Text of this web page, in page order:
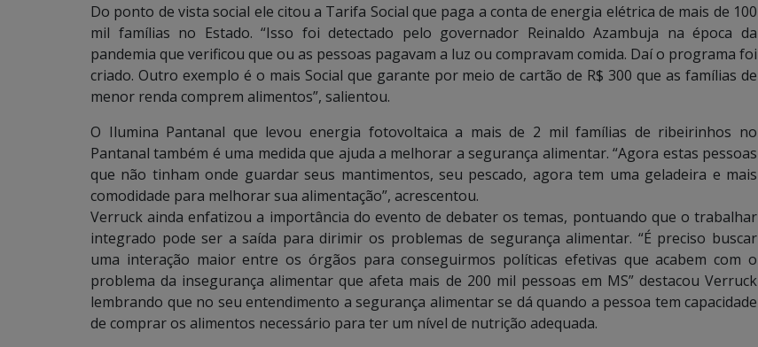
Do ponto de vista social ele citou a Tarifa Social que paga a conta de energia elétrica de mais de 100
mil famílias no Estado. “Isso foi detectado pelo governador Reinaldo Azambuja na época da
pandemia que verificou que ou as pessoas pagavam a luz ou compravam comida. Daí o programa foi
criado. Outro exemplo é o mais Social que garante por meio de cartão de R$ 300 que as famílias de
menor renda comprem alimentos”, salientou.
O Ilumina Pantanal que levou energia fotovoltaica a mais de 2 mil famílias de ribeirinhos no
Pantanal também é uma medida que ajuda a melhorar a segurança alimentar. “Agora estas pessoas
que não tinham onde guardar seus mantimentos, seu pescado, agora tem uma geladeira e mais
comodidade para melhorar sua alimentação”, acrescentou.
Verruck ainda enfatizou a importância do evento de debater os temas, pontuando que o trabalhar
integrado pode ser a saída para dirimir os problemas de segurança alimentar. “É preciso buscar
uma interação maior entre os órgãos para conseguirmos políticas efetivas que acabem com o
problema da insegurança alimentar que afeta mais de 200 mil pessoas em MS” destacou Verruck
lembrando que no seu entendimento a segurança alimentar se dá quando a pessoa tem capacidade
de comprar os alimentos necessário para ter um nível de nutrição adequada.